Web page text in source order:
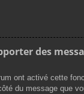
des
ont activé cette
du message que